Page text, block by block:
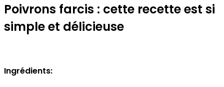
Poivrons farcis : cette recette est si
simple et délicieuse
Ingrédients: